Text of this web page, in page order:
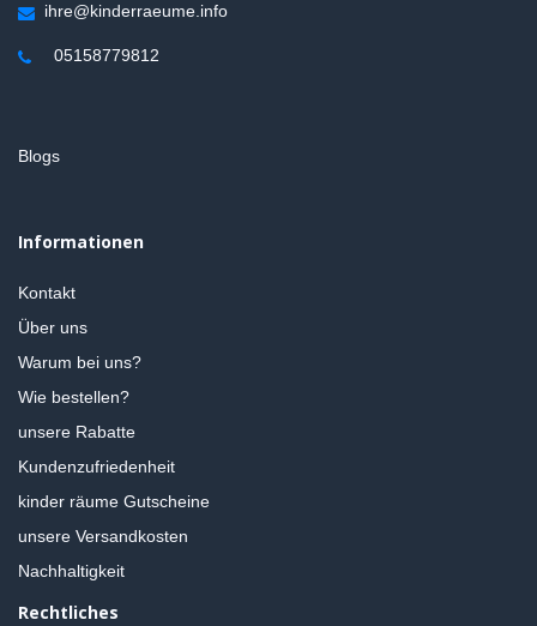
ihre@kinderraeume.info
05158779812
Blogs
Informationen
Kontakt
Über uns
Warum bei uns?
Wie bestellen?
unsere Rabatte
Kundenzufriedenheit
kinder räume Gutscheine
unsere Versandkosten
Nachhaltigkeit
Rechtliches